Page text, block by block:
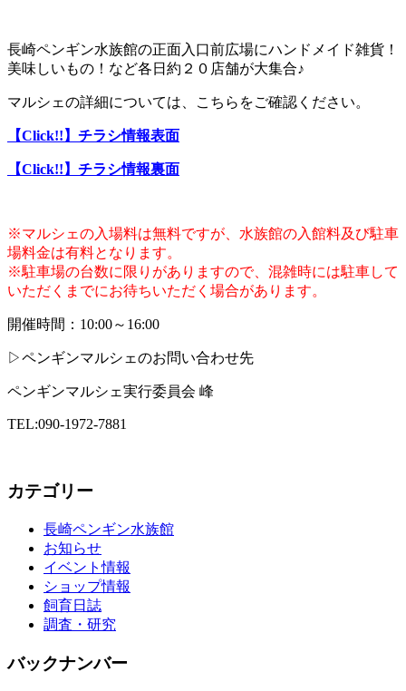
長崎ペンギン水族館の正面入口前広場にハンドメイド雑貨！
美味しいもの！など各日約２０店舗が大集合♪
マルシェの詳細については、こちらをご確認ください。
【Click!!】チラシ情報表面
【Click!!】チラシ情報裏面
※マルシェの入場料は無料ですが、水族館の入館料及び駐車
場料金は有料となります。
※駐車場の台数に限りがありますので、混雑時には駐車して
いただくまでにお待ちいただく場合があります。
開催時間：10:00～16:00
▷ペンギンマルシェのお問い合わせ先
ペンギンマルシェ実行委員会 峰
TEL:090-1972-7881
カテゴリー
長崎ペンギン水族館
お知らせ
イベント情報
ショップ情報
飼育日誌
調査・研究
バックナンバー